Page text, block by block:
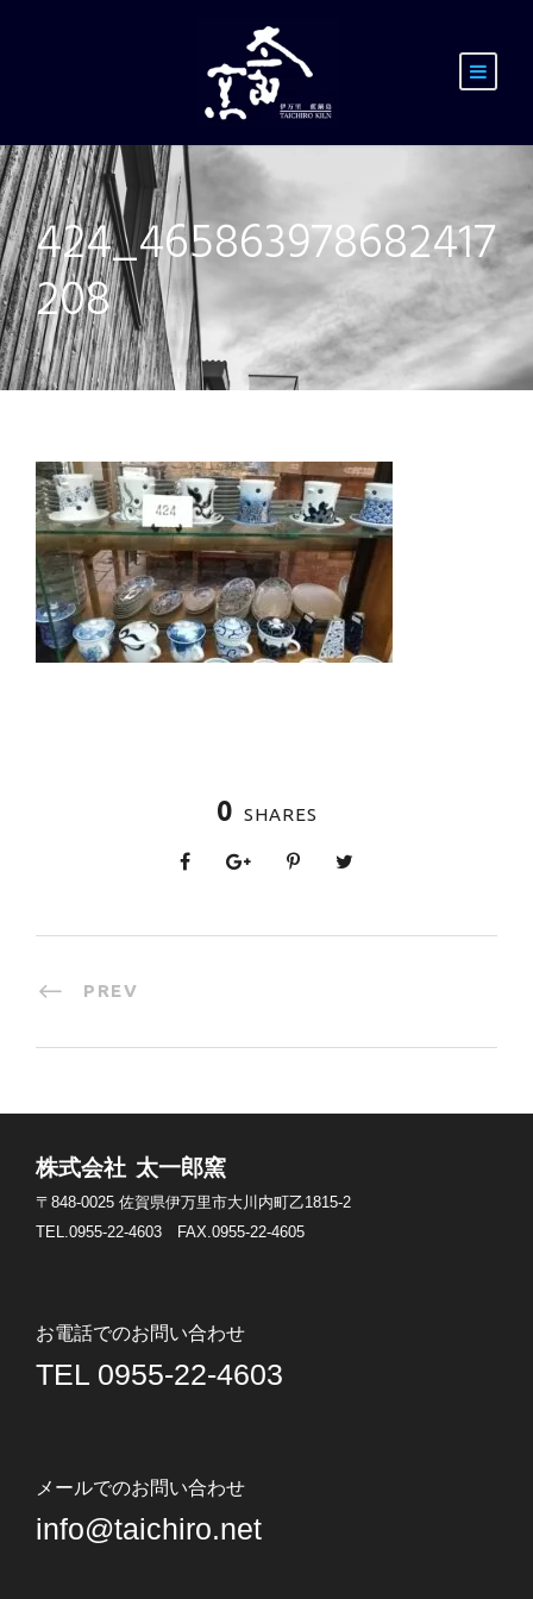
424_465863978682417
208
0 SHARES
PREV
株式会社 太一郎窯
〒848-0025 佐賀県伊万里市大川内町乙1815-2
TEL.0955-22-4603 FAX.0955-22-4605
お電話でのお問い合わせ
TEL 0955-22-4603
メールでのお問い合わせ
info@taichiro.net